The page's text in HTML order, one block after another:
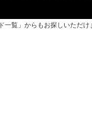
覧」からもお探しいただけ
ンアイテムが中
イルショップで